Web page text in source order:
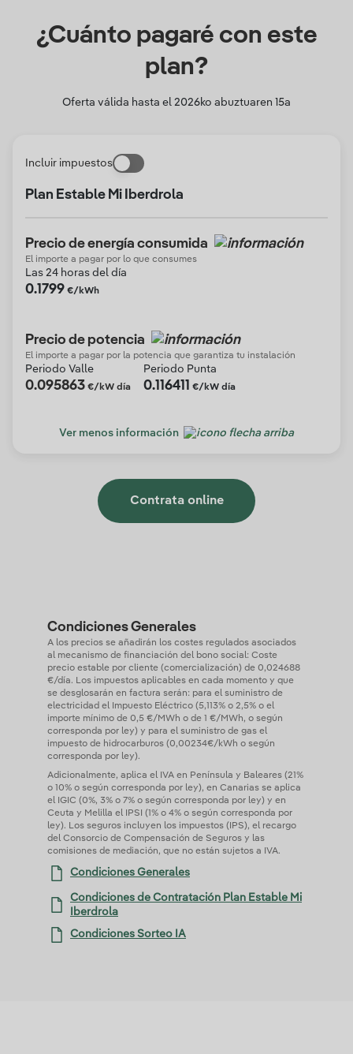
¿Cuánto pagaré con este
plan?
Oferta válida hasta el 2026ko abuztuaren 15a
Incluir impuestos
Plan Estable Mi Iberdrola
Precio de energía consumida
El importe a pagar por lo que consumes
Las 24 horas del día
0.1799 €/kWh
Precio de potencia
El importe a pagar por la potencia que garantiza tu instalación
Periodo Valle
0.095863 €/kW día
Periodo Punta
0.116411 €/kW día
Ver menos información
Contrata online
Condiciones Generales
A los precios se añadirán los costes regulados asociados
al mecanismo de financiación del bono social: Coste
precio estable por cliente (comercialización) de 0,024688
€/día. Los impuestos aplicables en cada momento y que
se desglosarán en factura serán: para el suministro de
electricidad el Impuesto Eléctrico (5,113% o 2,5% o el
importe mínimo de 0,5 €/MWh o de 1 €/MWh, o según
corresponda por ley) y para el suministro de gas el
impuesto de hidrocarburos (0,00234€/kWh o según
corresponda por ley).
Adicionalmente, aplica el IVA en Península y Baleares (21%
o 10% o según corresponda por ley), en Canarias se aplica
el IGIC (0%, 3% o 7% o según corresponda por ley) y en
Ceuta y Melilla el IPSI (1% o 4% o según corresponda por
ley). Los seguros incluyen los impuestos (IPS), el recargo
del Consorcio de Compensación de Seguros y las
comisiones de mediación, que no están sujetos a IVA.
Condiciones Generales
Condiciones de Contratación Plan Estable Mi
Iberdrola
Condiciones Sorteo IA